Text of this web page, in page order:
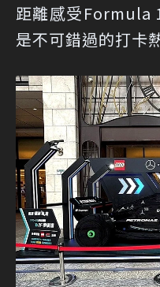
距離感受Formula
是不可錯過的打卡